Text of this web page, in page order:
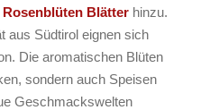
Rosenblüten Blätter hinzu.
aus Südtirol eignen sich
Die aromatischen Blüten
sondern auch Speisen
Geschmackswelten